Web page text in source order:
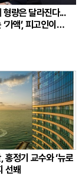
형량은 달라진다...
가액’, 피고인이
홍정기 교수와 ‘뉴로
선봬